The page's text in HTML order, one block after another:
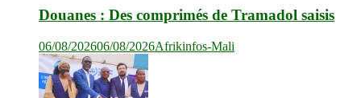
Douanes : Des comprimés de Tramadol saisis
06/08/202606/08/2026Afrikinfos-Mali